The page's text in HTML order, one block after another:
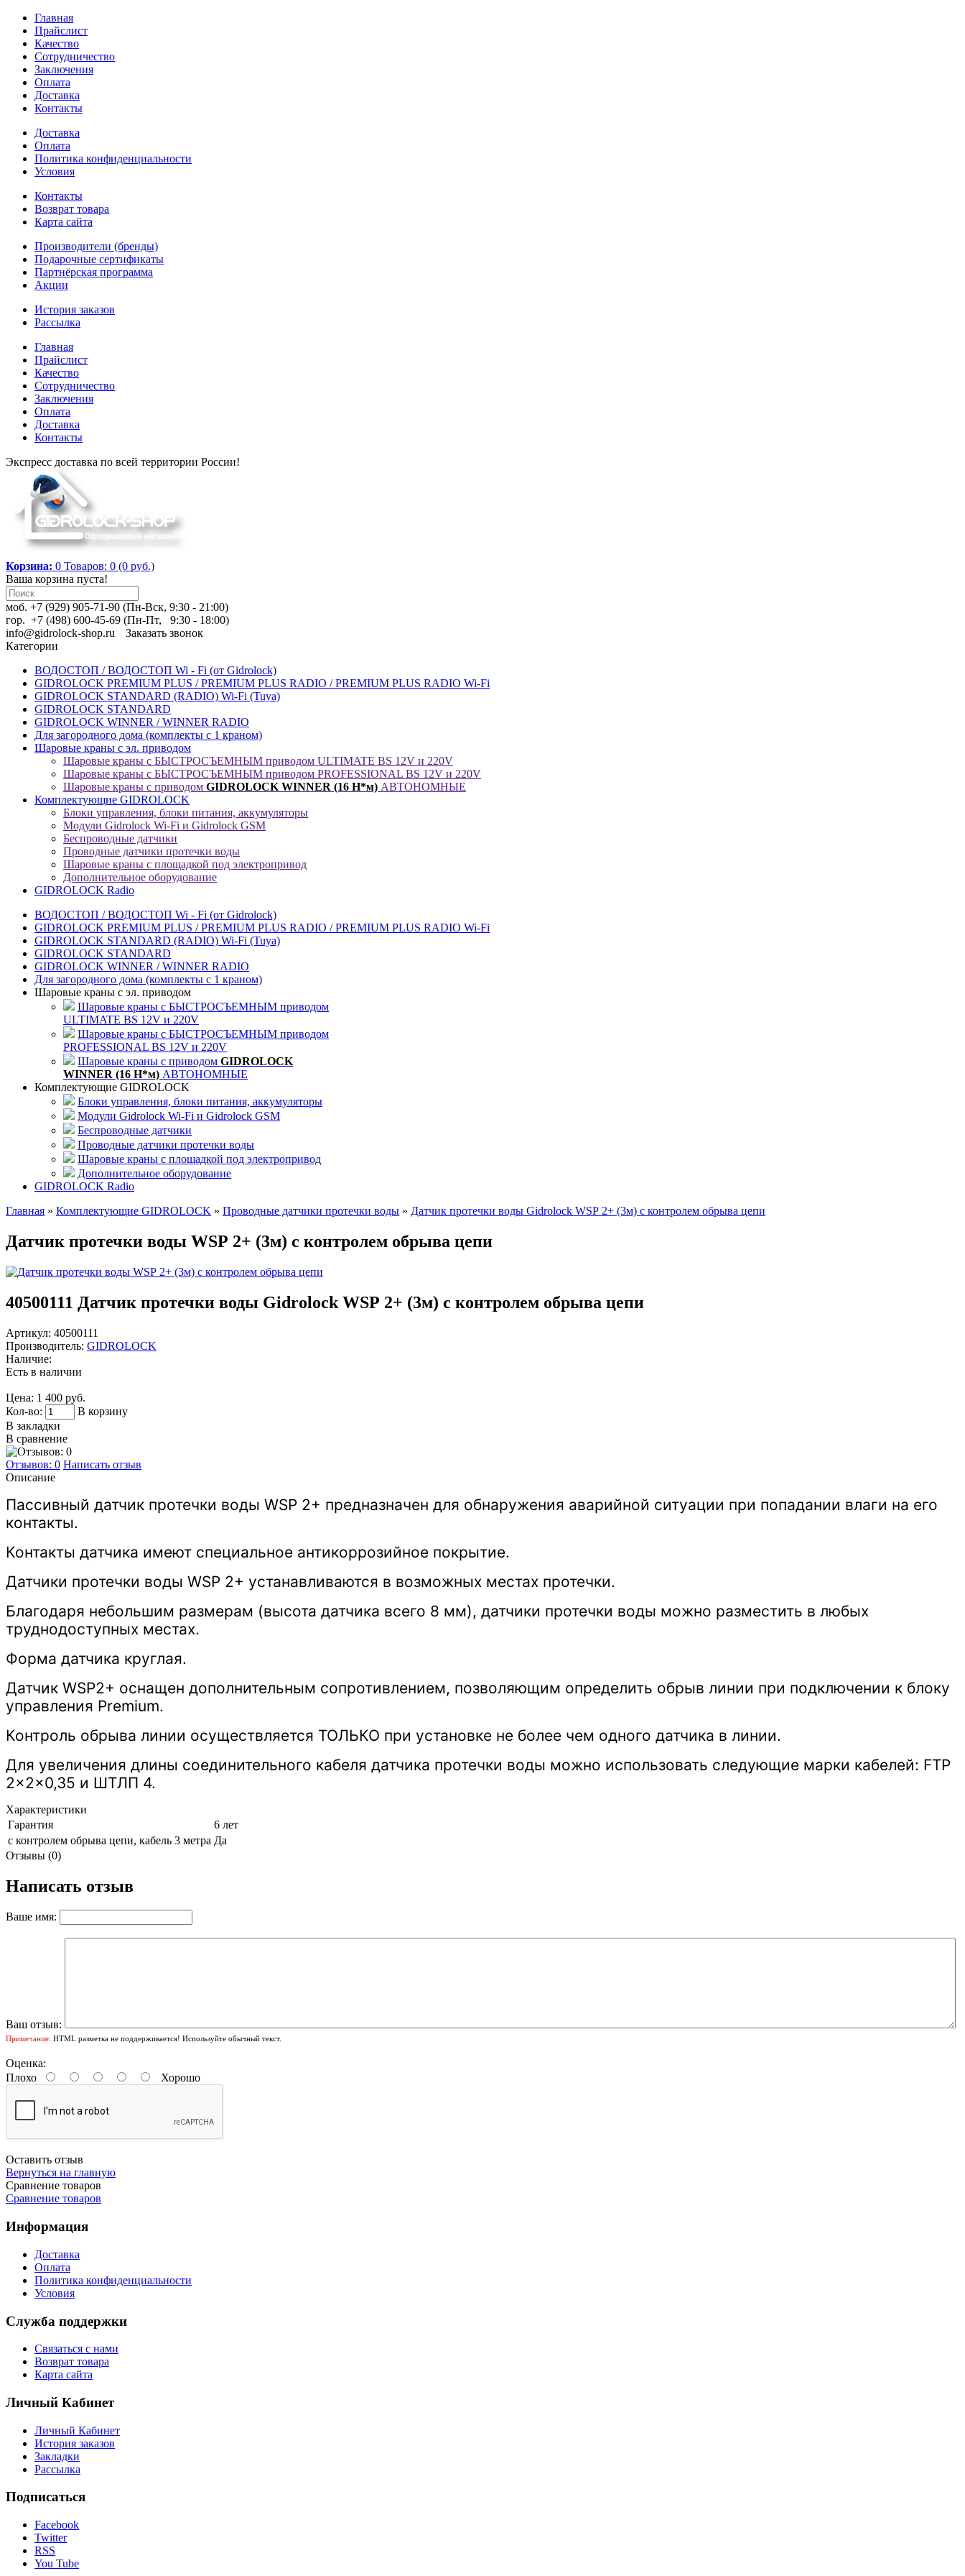
Главная
Прайслист
Качество
Сотрудничество
Заключения
Оплата
Доставка
Контакты
Доставка
Оплата
Политика конфиденциальности
Условия
Контакты
Возврат товара
Карта сайта
Производители (бренды)
Подарочные сертификаты
Партнёрская программа
Акции
История заказов
Рассылка
Главная
Прайслист
Качество
Сотрудничество
Заключения
Оплата
Доставка
Контакты
Экспресс доставка по всей территории России!
Корзина: 0 Товаров: 0 (0 руб.)
Ваша корзина пуста!
моб. +7 (929) 905-71-90 (Пн-Вск, 9:30 - 21:00)
гор. +7 (498) 600-45-69 (Пн-Пт, 9:30 - 18:00)
info@gidrolock-shop.ru
Заказать звонок
Категории
ВОДОСТОП / ВОДОСТОП Wi - Fi (от Gidrolock)
GIDROLOCK PREMIUM PLUS / PREMIUM PLUS RADIO / PREMIUM PLUS RADIO Wi-Fi
GIDROLOCK STANDARD (RADIO) Wi-Fi (Tuya)
GIDROLOCK STANDARD
GIDROLOCK WINNER / WINNER RADIO
Для загородного дома (комплекты с 1 краном)
Шаровые краны с эл. приводом
Шаровые краны с БЫСТРОСЪЕМНЫМ приводом ULTIMATE BS 12V и 220V
Шаровые краны с БЫСТРОСЪЕМНЫМ приводом PROFESSIONAL BS 12V и 220V
Шаровые краны с приводом GIDROLOCK WINNER (16 Н*м) АВТОНОМНЫЕ
Комплектующие GIDROLOCK
Блоки управления, блоки питания, аккумуляторы
Модули Gidrolock Wi-Fi и Gidrolock GSM
Беспроводные датчики
Проводные датчики протечки воды
Шаровые краны с площадкой под электропривод
Дополнительное оборудование
GIDROLOCK Radio
ВОДОСТОП / ВОДОСТОП Wi - Fi (от Gidrolock)
GIDROLOCK PREMIUM PLUS / PREMIUM PLUS RADIO / PREMIUM PLUS RADIO Wi-Fi
GIDROLOCK STANDARD (RADIO) Wi-Fi (Tuya)
GIDROLOCK STANDARD
GIDROLOCK WINNER / WINNER RADIO
Для загородного дома (комплекты с 1 краном)
Шаровые краны с эл. приводом
Шаровые краны с БЫСТРОСЪЕМНЫМ приводом
ULTIMATE BS 12V и 220V
Шаровые краны с БЫСТРОСЪЕМНЫМ приводом
PROFESSIONAL BS 12V и 220V
Шаровые краны с приводом GIDROLOCK
WINNER (16 Н*м) АВТОНОМНЫЕ
Комплектующие GIDROLOCK
Блоки управления, блоки питания, аккумуляторы
Модули Gidrolock Wi-Fi и Gidrolock GSM
Беспроводные датчики
Проводные датчики протечки воды
Шаровые краны с площадкой под электропривод
Дополнительное оборудование
GIDROLOCK Radio
Главная » Комплектующие GIDROLOCK » Проводные датчики протечки воды » Датчик протечки воды Gidrolock WSР 2+ (3м) с контролем обрыва цепи
Датчик протечки воды WSР 2+ (3м) с контролем обрыва цепи
40500111 Датчик протечки воды Gidrolock WSР 2+ (3м) с контролем обрыва цепи
Артикул: 40500111
Производитель: GIDROLOCK
Наличие:
Есть в наличии
Цена: 1 400 руб.
Кол-во:
В корзину
В закладки
В сравнение
Отзывов: 0 Написать отзыв
Описание
Пассивный датчик протечки воды WSP 2+ предназначен для обнаружения аварийной ситуации при попадании влаги на его
контакты.
Контакты датчика имеют специальное антикоррозийное покрытие.
Датчики протечки воды WSP 2+ устанавливаются в возможных местах протечки.
Благодаря небольшим размерам (высота датчика всего 8 мм), датчики протечки воды можно разместить в любых
труднодоступных местах.
Форма датчика круглая.
Датчик WSP2+ оснащен дополнительным сопротивлением, позволяющим определить обрыв линии при подключении к блоку
управления Premium.
Контроль обрыва линии осуществляется ТОЛЬКО при установке не более чем одного датчика в линии.
Для увеличения длины соединительного кабеля датчика протечки воды можно использовать следующие марки кабелей: FTP
2x2x0,35 и ШТЛП 4.
Характеристики
Гарантия
6 лет
с контролем обрыва цепи, кабель 3 метра Да
Отзывы (0)
Написать отзыв
Ваше имя:
Ваш отзыв:
Примечание: HTML разметка не поддерживается! Используйте обычный текст.
Оценка:
Плохо
Хорошо
Оставить отзыв
Вернуться на главную
Сравнение товаров
Сравнение товаров
Информация
Доставка
Оплата
Политика конфиденциальности
Условия
Служба поддержки
Связаться с нами
Возврат товара
Карта сайта
Личный Кабинет
Личный Кабинет
История заказов
Закладки
Рассылка
Подписаться
Facebook
Twitter
RSS
You Tube